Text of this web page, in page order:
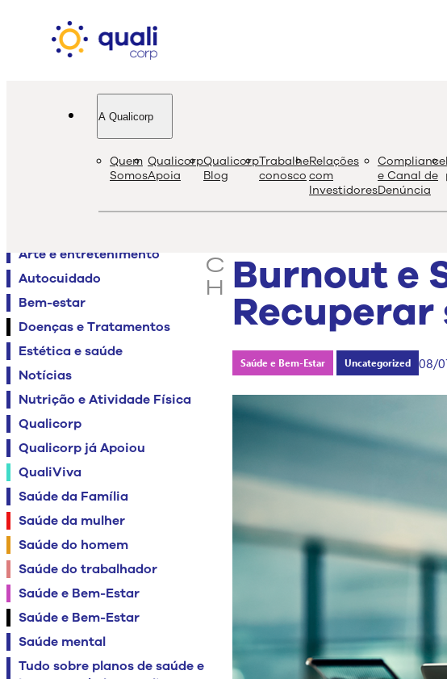
A Qualicorp
Quem
Somos
Qualicorp
Apoia
Qualicorp
Blog
Trabalhe
conosco
Relações
com
Investidores
Compliance
e Canal de
Denúncia
s
a
c
h
Arte e entretenimento
Autocuidado
Bem-estar
Doenças e Tratamentos
Estética e saúde
Notícias
Nutrição e Atividade Física
Qualicorp
Qualicorp já Apoiou
QualiViva
Saúde da Família
Saúde da mulher
Saúde do homem
Saúde do trabalhador
Saúde e Bem-Estar
Saúde e Bem-Estar
Saúde mental
Tudo sobre planos de saúde e
qualiblog
Burnout e
Recuperar
Saúde e Bem-Estar Uncategorized 08/